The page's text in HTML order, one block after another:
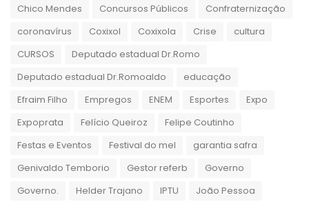
Chico Mendes
Concursos Públicos
Confraternização
coronavírus
Coxixol Coxixola Crise
cultura
CURSOS
Deputado estadual Dr.Romo
Deputado estadual Dr.Romoaldo
educação
Efraim Filho
Empregos ENEM Esportes
Expo
Expoprata
Felício Queiroz
Felipe Coutinho
Festas e Eventos
Festival do mel
garantia safra
Genivaldo Temborio
Gestor referb
Governo
Governo.
Helder Trajano IPTU
João Pessoa